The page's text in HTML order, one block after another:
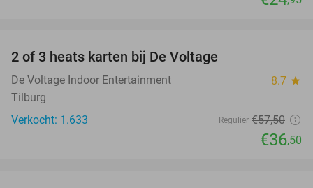
2 of 3 heats karten bij De Voltage
De Voltage Indoor Entertainment 8.7 star
Tilburg
Verkocht: 1.633
Regulier €57,50
€36,50